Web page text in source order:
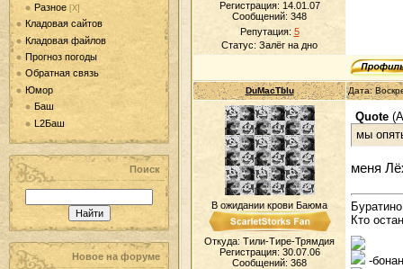
Разное [Х]
Кладовая сайтов
Кладовая файлов
Прогноз погоды
Обратная связь
Юмор
Баш
L2Баш
Поиск
Новое на форуме
Регистрация: 14.01.07
Сообщений: 348
Репутация: 5
Статус: Залёг на дно
DuMacTblu Дата:
В ожидании крови Баюма
Откуда: Тили-Тире-Трямдия
Регистрация: 30.07.06
Сообщений: 368
Quote (
мы
меня
Кто
-